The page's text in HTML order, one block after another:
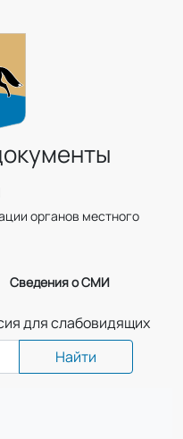
органов местного
Сведения о СМИ
для слабовидящих
Найти